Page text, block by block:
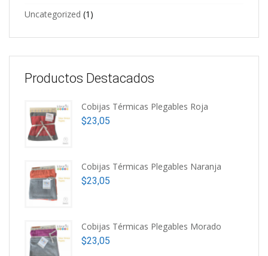
Uncategorized (1)
Productos Destacados
Cobijas Térmicas Plegables Roja
$23,05
Cobijas Térmicas Plegables Naranja
$23,05
Cobijas Térmicas Plegables Morado
$23,05